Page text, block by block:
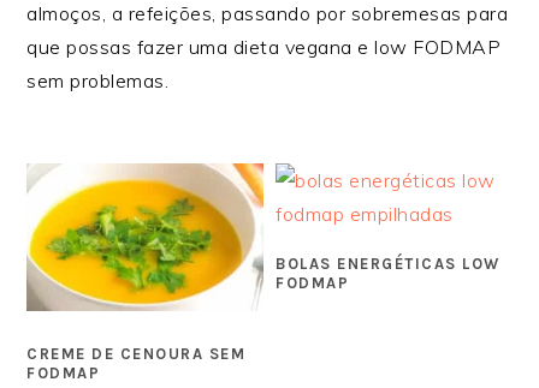
almoços, a refeições, passando por sobremesas para
que possas fazer uma dieta vegana e low FODMAP
sem problemas.
CREME DE CENOURA SEM
FODMAP
BOLAS ENERGÉTICAS LOW
FODMAP